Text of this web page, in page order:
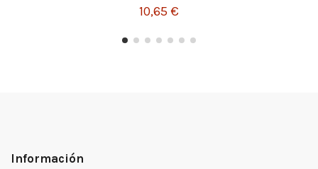
10,65 €
Información